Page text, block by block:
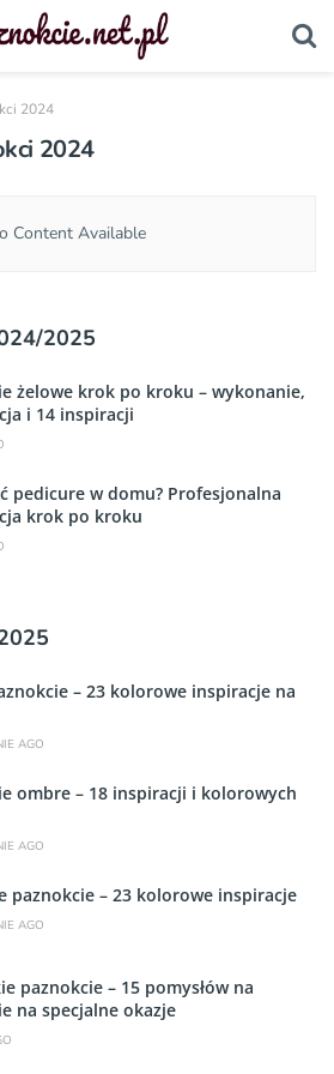
2024
2024
Content Available
2025
żelowe krok po kroku – wykonanie,
i 14 inspiracji
pedicure w domu? Profesjonalna
krok po kroku
– 23 kolorowe inspiracje na
AGO
ombre – 18 inspiracji i kolorowych
AGO
paznokcie – 23 kolorowe inspiracje
AGO
paznokcie – 15 pomysłów na
na specjalne okazje